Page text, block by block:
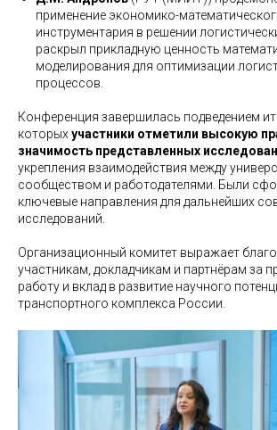
применение экономико-
инструментария в решении
раскрыл прикладную ценность
моделирования для оптимизации
процессов.
Конференция завершилась подведением
которыхучастники отметили высокую
значимость представленных
укрепления взаимодействия между
сообществом и работодателями. Были
ключевые направления для дальнейших
исследований.
Организационный комитет выражает
участникам, докладчикам и партнёрам за
работу и вклад в развитие научного
транспортного комплекса России.